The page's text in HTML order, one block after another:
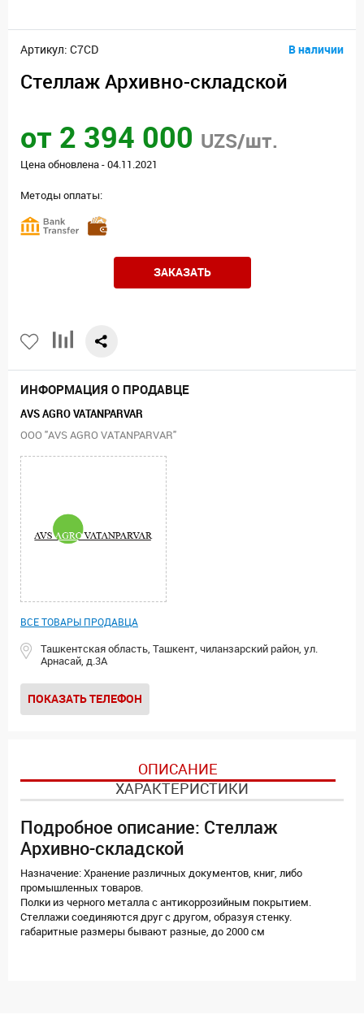
Артикул: C7CD В наличии
Стеллаж Архивно-складской
от 2 394 000 UZS/шт.
Цена обновлена - 04.11.2021
Методы оплаты:
ЗАКАЗАТЬ
ИНФОРМАЦИЯ О ПРОДАВЦЕ
AVS AGRO VATANPARVAR
ООО "AVS AGRO VATANPARVAR"
ВСЕ ТОВАРЫ ПРОДАВЦА
Ташкентская область, Ташкент, чиланзарский район, ул.
Арнасай, д.3А
ПОКАЗАТЬ ТЕЛЕФОН
ОПИСАНИЕ
ХАРАКТЕРИСТИКИ
Подробное описание: Стеллаж
Архивно-складской
Назначение: Хранение различных документов, книг, либо
промышленных товаров.
Полки из черного металла с антикоррозийным покрытием.
Стеллажи соединяются друг с другом, образуя стенку.
габаритные размеры бывают разные, до 2000 см